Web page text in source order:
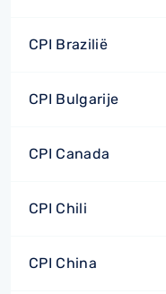
CPI Brazilië
CPI Bulgarije
CPI Canada
CPI Chili
CPI China